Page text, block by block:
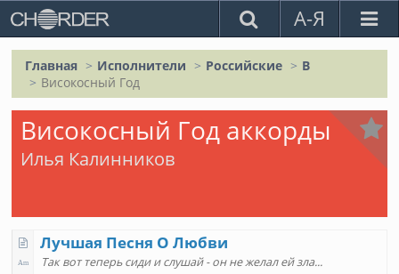
А-Я
Главная Исполнители Российские
В
Високосный Год
Високосный Год аккорды
Илья Калинников
Лучшая Песня О Любви
Так вот теперь сиди и слушай - он не желал ей зла